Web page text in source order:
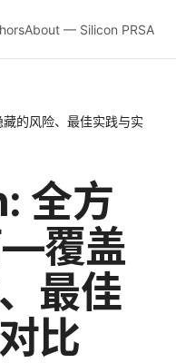
About — Silicon PRSA
的风险、最佳实践与实
全方
—覆盖
最佳
比